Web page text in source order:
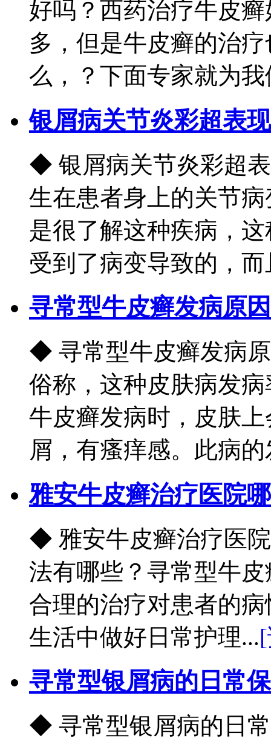
好吗？西药治疗牛皮
多，但是牛皮癣的治
么，？下面专家就为
银屑病关节炎彩超表现
◆ 银屑病关节炎彩超
生在患者身上的关节
是很了解这种疾病，
受到了病变导致的，而
寻常型牛皮癣发病原
◆ 寻常型牛皮癣发病
俗称，这种皮肤病发
牛皮癣发病时，皮肤
屑，有瘙痒感。此病
雅安牛皮癣治疗医院
◆ 雅安牛皮癣治疗医
法有哪些？寻常型牛
合理的治疗对患者的
生活中做好日常护理...
寻常型银屑病的日常
◆ 寻常型银屑病的日